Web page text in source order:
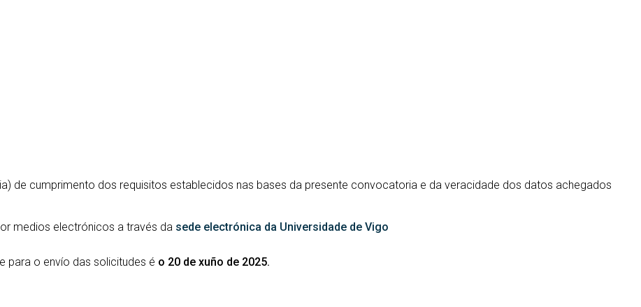
de cumprimento dos requisitos establecidos nas bases da presente convocatoria e da veracidade dos datos achegados
medios electrónicos a través da sede electrónica da Universidade de Vigo
para o envío das solicitudes é o 20 de xuño de 2025.